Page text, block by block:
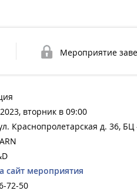
Мероприятие
вторник в 09:00
Краснопролетарская д. 36,
сайт мероприятия
72-50